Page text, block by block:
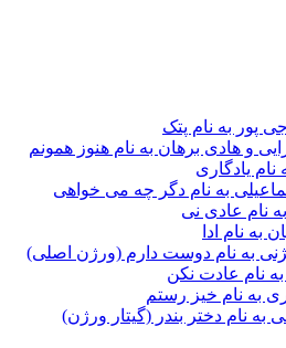
1
1
پور به نام پتک
و هادی برهان به نام هنوز همونم
نام یادگاری
به نام دگر چه می خواهی
نام عادی نی
به نام ادا
به نام دوست دارم (ورژن اصلی)
به نام عادت نکن
به نام خیز رستم
به نام دختر بندر (گیتار ورژن)